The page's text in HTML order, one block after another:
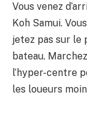
Vous venez
Koh Samui.
jetez pas sur le
bateau.
l’hyper-centre
les loueurs